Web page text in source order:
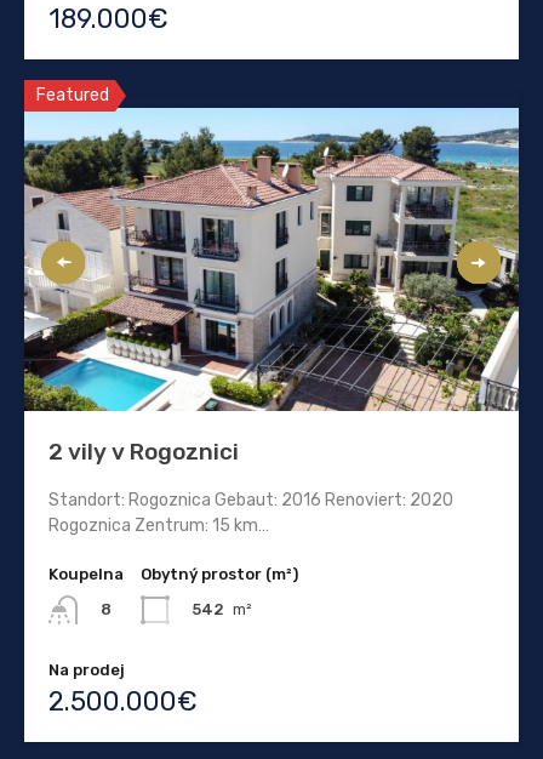
189.000€
Featured
2 vily v Rogoznici
Standort: Rogoznica Gebaut: 2016 Renoviert: 2020
Rogoznica Zentrum: 15 km…
Koupelna
8
Obytný prostor (m²)
542 m²
Na prodej
2.500.000€